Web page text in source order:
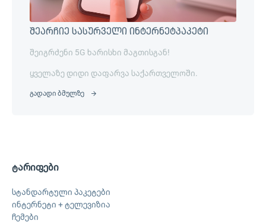
შეარჩიე სასურველი ინტერნეტპაკეტი
შეიგრძენი 5G ხარისხი მაგთისგან!
ყველაზე დიდი დაფარვა საქართველოში.
გადადი ბმულზე
ტარიფები
სტანდარტული პაკეტები
ინტერნეტი + ტელევიზია
ჩემები